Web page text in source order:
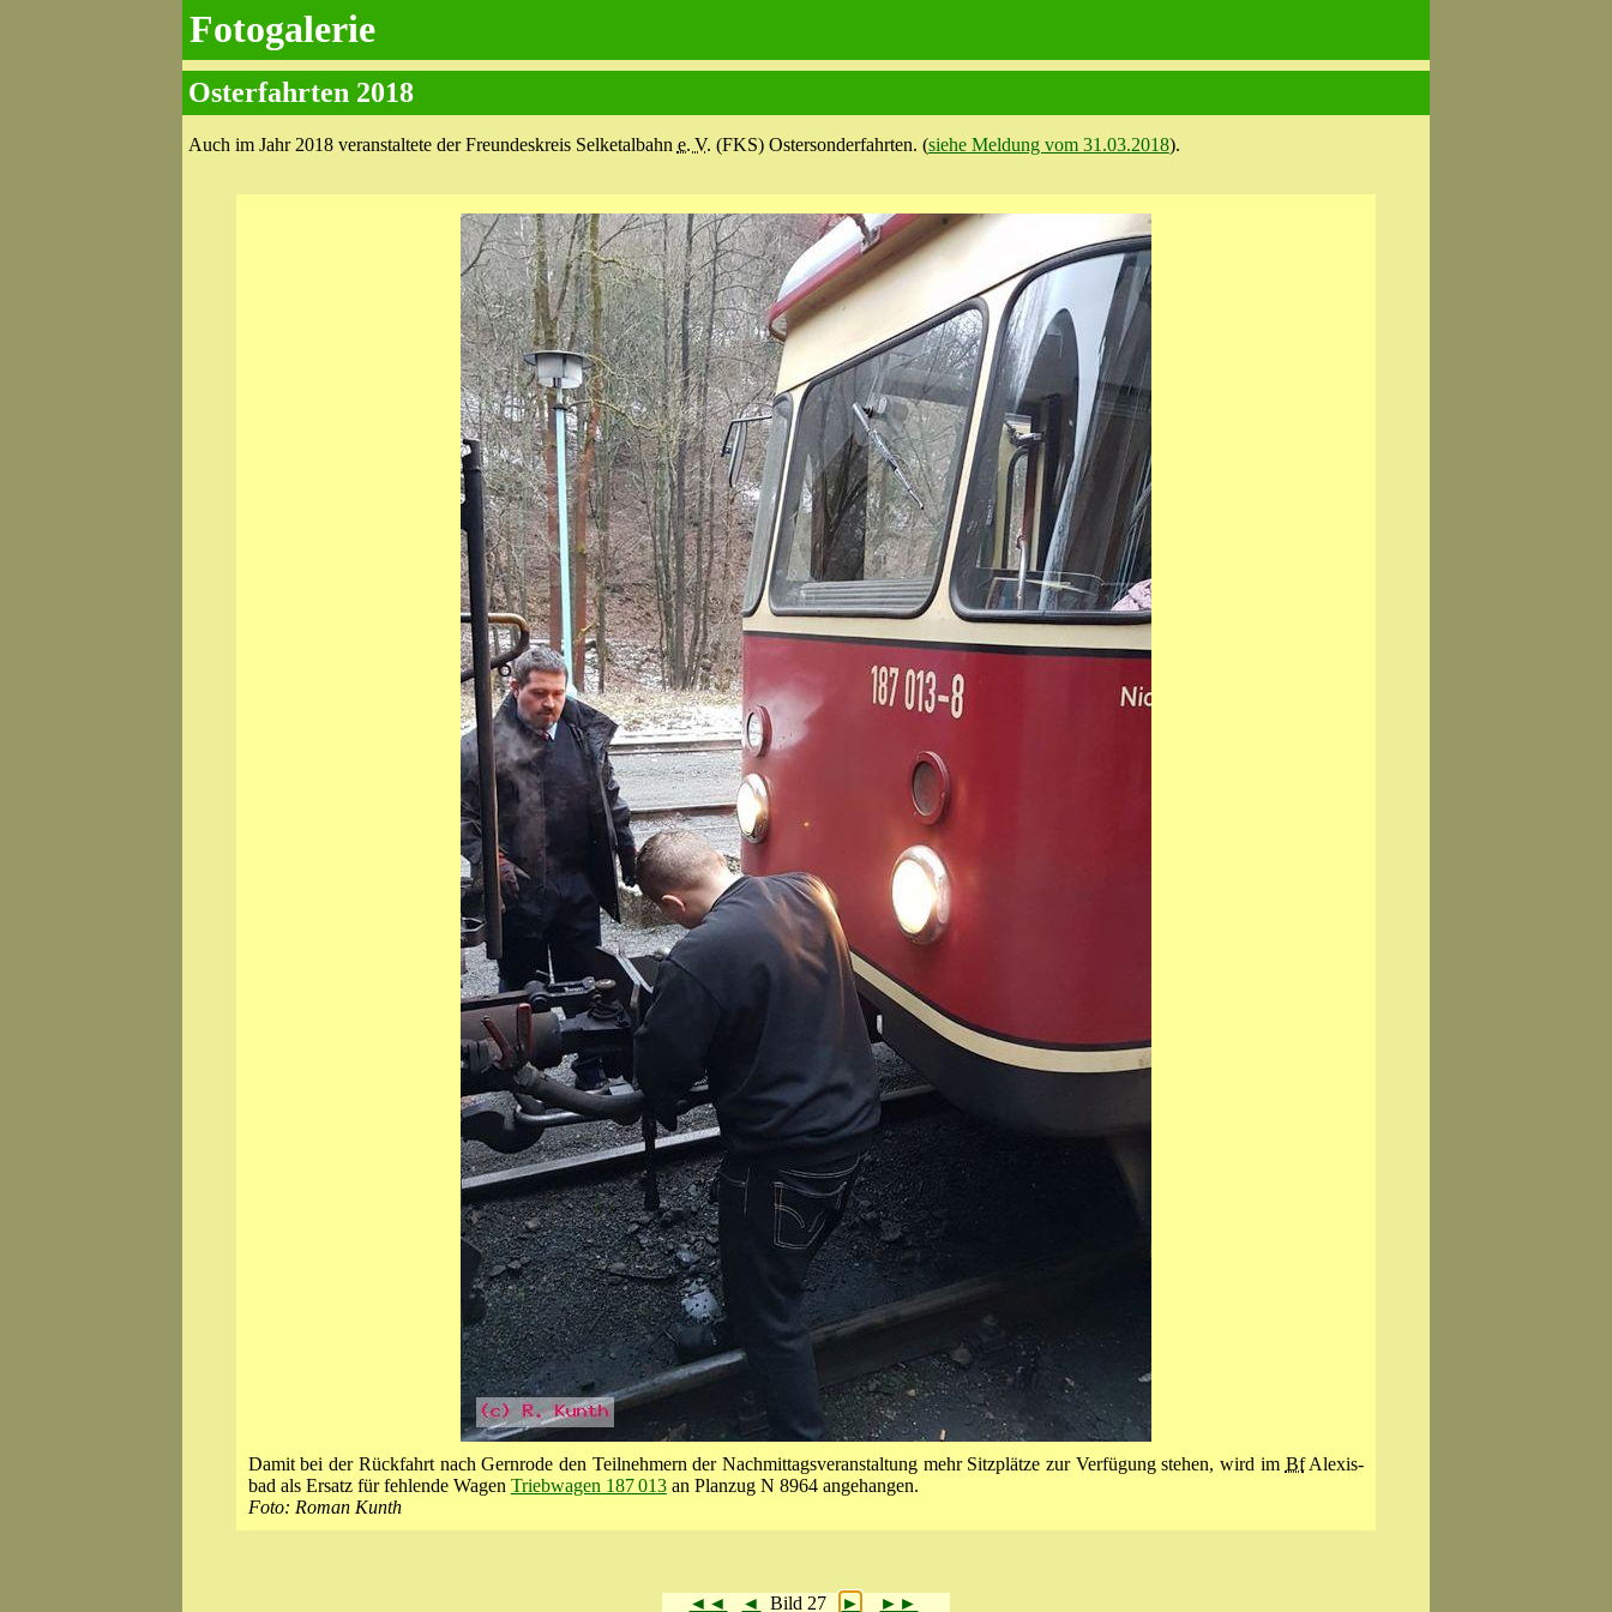
Fotogalerie
Osterfahrten 2018
Auch im Jahr 2018 veranstaltete der Freundes­kreis Selketal­bahn e. V. (FKS) Ostersonder­fahrten. (siehe Meldung vom 31.03.2018).
Damit bei der Rück­fahrt nach Gern­rode den Teilnehmern der Nach­mittags­veranstal­tung mehr Sitzplätze zur Verfügung stehen, wird im BfAlexis­
bad als Ersatz für fehlende Wagen Triebwagen 187 013an Planzug N 8964 angehangen.
Foto: Roman Kunth
◄◄ ◄ Bild 27 ► ►►